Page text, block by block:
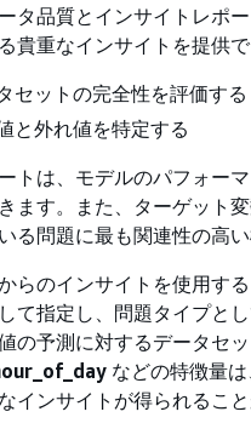
タ品質とインサイトレポ
貴重なインサイトを提供
セットの完全性を評価する
と外れ値を特定する
トは、モデルのパフォー
ます。また、ターゲット
る問題に最も関連性の高
らのインサイトを使用す
て指定し、問題タイプと
の予測に対するデータセ
などの特徴量
インサイトが得られること